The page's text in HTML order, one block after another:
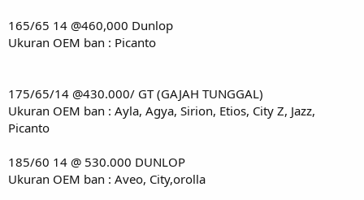
165/65 14 @460,000 Dunlop
Ukuran OEM ban : Picanto
175/65/14 @430.000/ GT (GAJAH TUNGGAL)
Ukuran OEM ban : Ayla, Agya, Sirion, Etios, City Z, Jazz,
Picanto
185/60 14 @ 530.000 DUNLOP
Ukuran OEM ban : Aveo, City,orolla